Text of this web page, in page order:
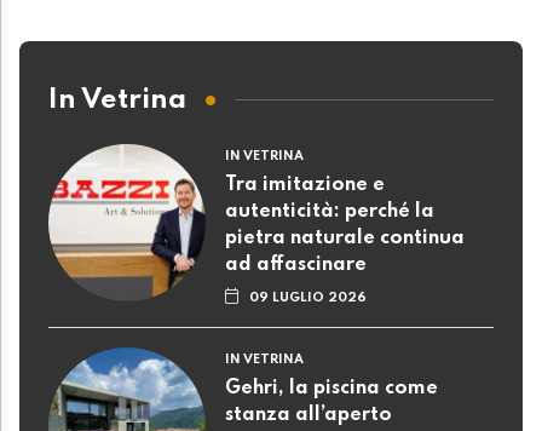
In Vetrina
IN VETRINA
Tra imitazione e
autenticità: perché la
pietra naturale continua
ad affascinare
09 LUGLIO 2026
IN VETRINA
Gehri, la piscina come
stanza all’aperto